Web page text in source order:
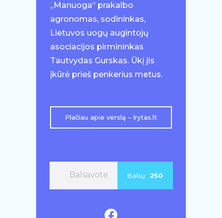
„Manuoga“ prakalbo
agronomas, sodininkas,
Lietuvos uogų augintojų
asociacijos pirmininkas
Tautvydas Gurskas. Ūkį jis
įkūrė prieš penkerius metus.
Plačiau apie verslą – lrytas.lt
Balsavote Balsų: 250